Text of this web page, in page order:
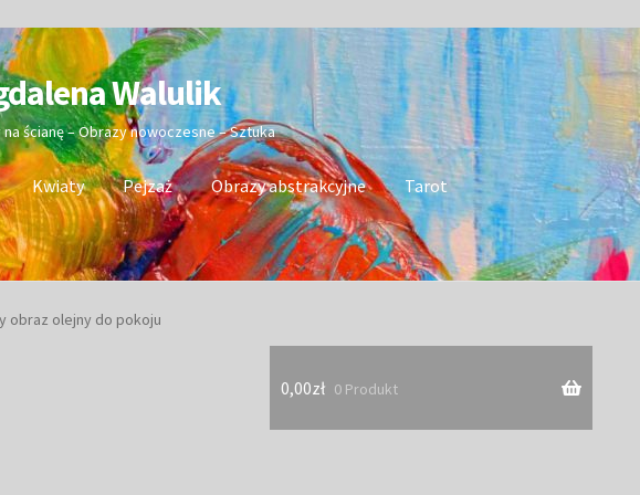
Walulik
ścianę – Obrazy nowoczesne – Sztuka
Kwiaty Pejzaż Obrazy abstrakcyjne
Tarot
0,00zł 0 Produkt
obraz olejny do pokoju